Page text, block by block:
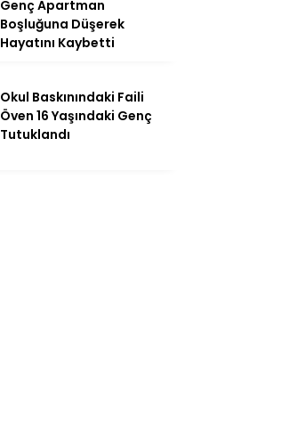
Genç Apartman
Boşluğuna Düşerek
Hayatını Kaybetti
Okul Baskınındaki Faili
Öven 16 Yaşındaki Genç
Tutuklandı